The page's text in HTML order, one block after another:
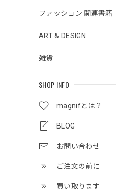
ファッション 関連書籍
ART & DESIGN
雑貨
SHOP INFO
magnifとは？
BLOG
お問い合わせ
ご注文の前に
買い取ります